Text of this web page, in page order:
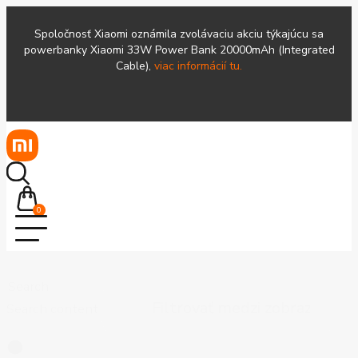
Spoločnosť Xiaomi oznámila zvolávaciu akciu týkajúcu sa
powerbanky Xiaomi 33W Power Bank 20000mAh (Integrated
Cable), viac informácií tu.
0